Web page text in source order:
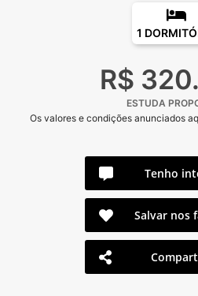
1
R$
ESTUDA
Os valores e condições anunciados
Tenho
Salvar nos